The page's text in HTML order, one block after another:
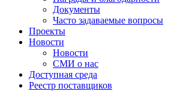
Документы
Часто задаваемые вопросы
Проекты
Новости
Новости
СМИ о нас
Доступная среда
Реестр поставщиков